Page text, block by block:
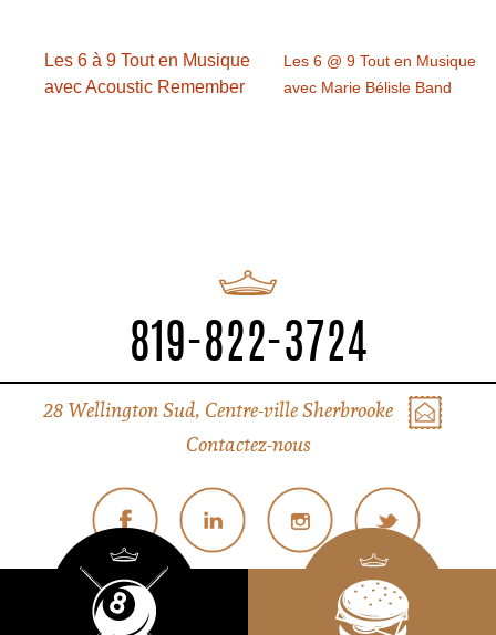
Les 6 à 9 Tout en Musique
avec Acoustic Remember
Les 6 @ 9 Tout en Musique
avec Marie Bélisle Band
819-822-3724
28 Wellington Sud, Centre-ville Sherbrooke
Contactez-nous